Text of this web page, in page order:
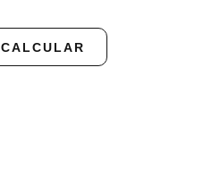
CALCULAR